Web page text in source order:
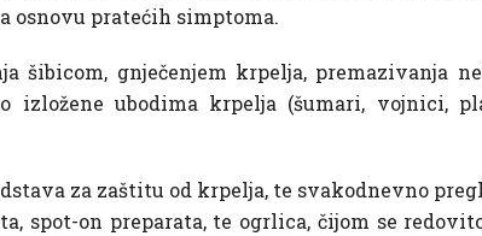
osnovu pratećih simptoma.
gnječenjem krpelja, premazivanja
ubodima krpelja (šumari, vojnici,
za zaštitu od krpelja, te svakodnevno
spot-on preparata, te ogrlica, čijom se